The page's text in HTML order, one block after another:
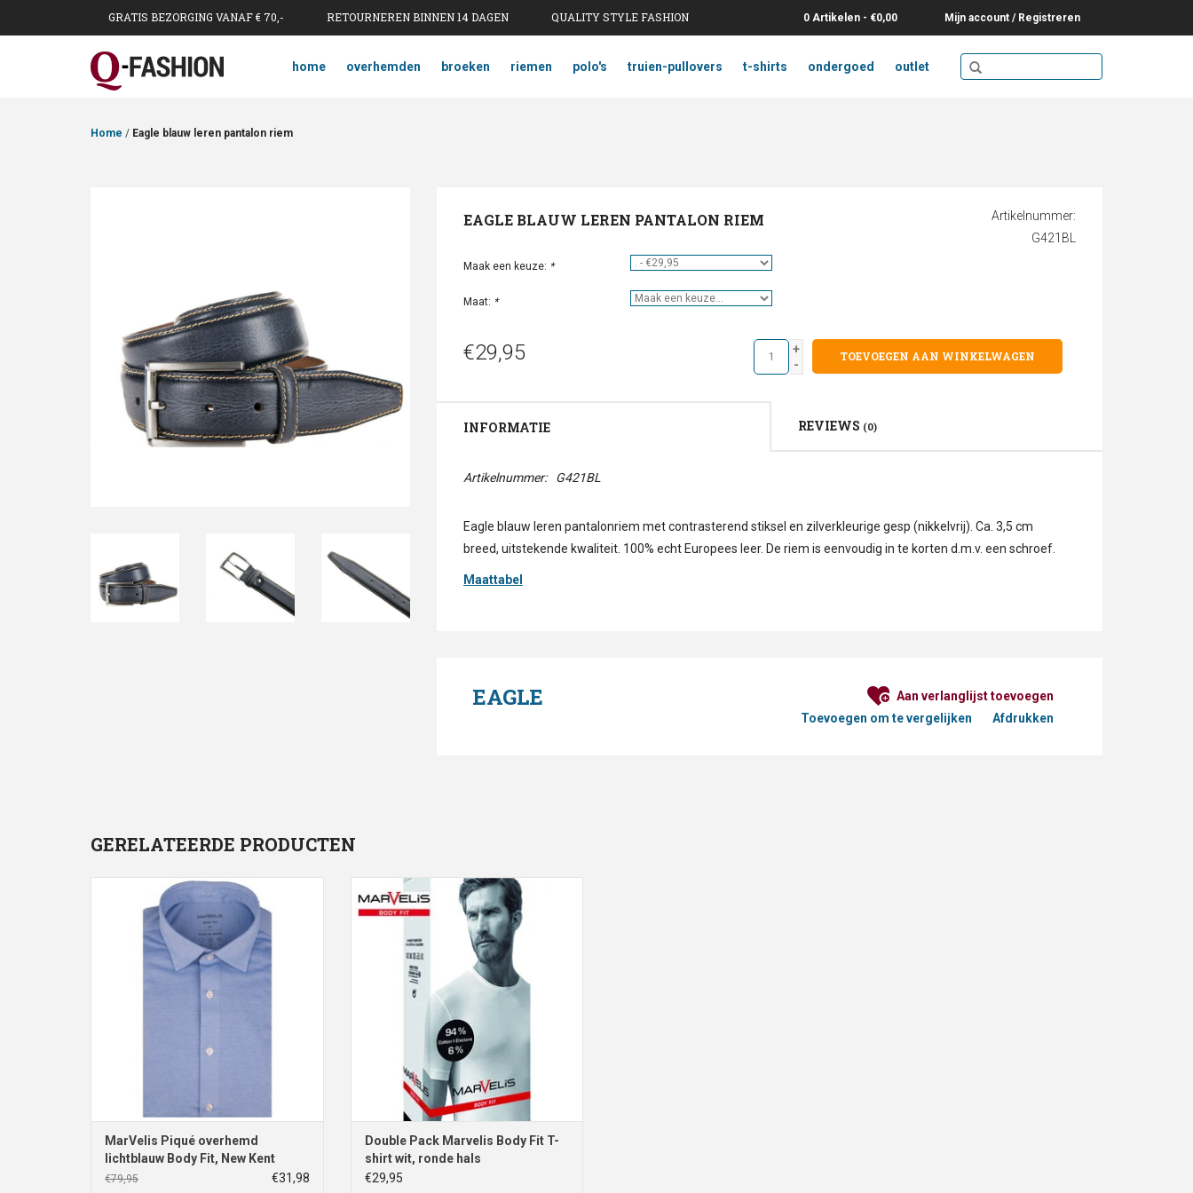
GRATIS BEZORGING VANAF € 70,- RETOURNEREN BINNEN 14 DAGEN QUALITY STYLE FASHION 0 Artikelen - €0,00 Mijn account / Registreren
home overhemden broeken riemen polo's truien-pullovers t-shirts ondergoed outlet
Home / Eagle blauw leren pantalon riem
Artikelnummer:
G421BL
EAGLE BLAUW LEREN PANTALON RIEM
Maak een keuze: *
Maat: *
€29,95
+
-
TOEVOEGEN AAN WINKELWAGEN
INFORMATIE REVIEWS (0)
Artikelnummer: G421BL
Eagle blauw leren pantalonriem met contrasterend stiksel en zilverkleurige gesp (nikkelvrij). Ca. 3,5 cm
breed, uitstekende kwaliteit. 100% echt Europees leer. De riem is eenvoudig in te korten d.m.v. een schroef.
Maattabel
EAGLE
Aan verlanglijst toevoegen
Toevoegen om te vergelijken
Afdrukken
GERELATEERDE PRODUCTEN
MarVelis Piqué Easy to Wear overhemd
lichtblauw Body Fit, New Kent kraag
Maten: 41
TOEVOEGEN AAN WINKELWAGEN
MarVelis Piqué overhemd
lichtblauw Body Fit, New Kent
kraag
€79,95 €31,98
Marvelis Body Fit T-shirt wit, ronde hals
TOEVOEGEN AAN WINKELWAGEN
Double Pack Marvelis Body Fit T-
shirt wit, ronde hals
€29,95